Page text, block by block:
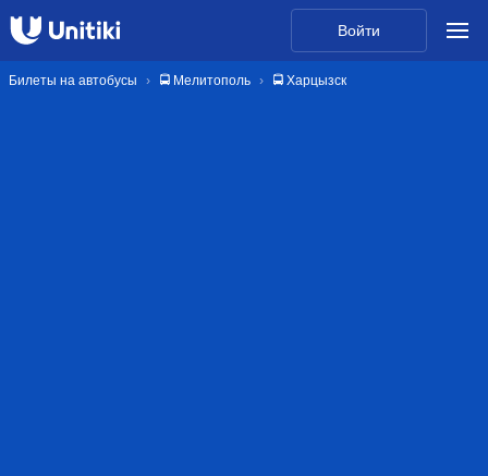
Войти
Билеты на автобусы 🚍 Мелитополь 🚍 Харцызск